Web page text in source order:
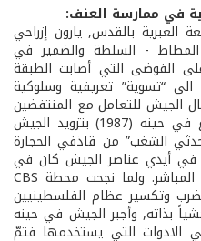
في ممارسة العنف:
العبرية بالقدس, يارون إزراحي
- السلطة والضمير في
الفوضى التي أصابت الطبقة
“تسوية” تعريفية وسلوكية
الجيش للتعامل مع المنتفضين
كقوات شرطة. وقد أمر وزير الدفاع في حينه (1987) بتزويد الجيش
الشغب” من قاذفي الحجارة
في أيدي عناصر الجيش كان في
وسعها إنزال الموت عند الإحتكاك المباشر. ولما نجحت محطة CBS
وتكسير عظام الفلسطينيين
بذاته, وأجبر الجيش في حينه
الادوات التي يستخدمها فتمّ